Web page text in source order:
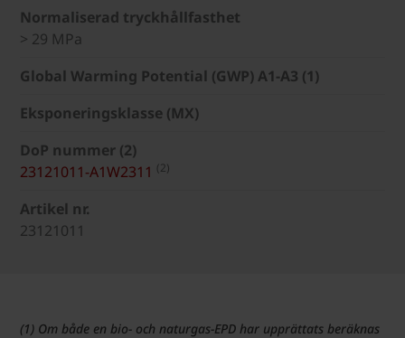
Normaliserad tryckhållfasthet
> 29 MPa
Global Warming Potential (GWP) A1-A3 (1)
Eksponeringsklasse (MX)
DoP nummer (2)
23121011-A1W2311 (2)
Artikel nr.
23121011
(1) Om både en bio- och naturgas-EPD har upprättats beräknas